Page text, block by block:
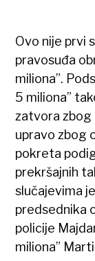
Ovo nije prvi
pravosuđa
miliona”.
5 miliona”
zatvora zbog
upravo zbog
pokreta
prekršajnih
slučajevima
predsednika
policije
miliona”